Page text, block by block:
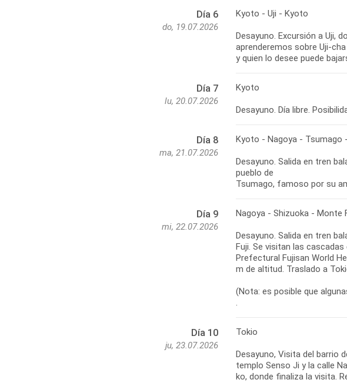
Día 6
do, 19.07.2026
Kyoto - Uji - Kyoto
Desayuno. Excursión a Uji,
aprenderemos sobre Uji-
y quien lo desee puede
Día 7
lu, 20.07.2026
Kyoto
Desayuno. Día libre.
Día 8
ma, 21.07.2026
Kyoto - Nagoya - Tsumago
Desayuno. Salida en tren
pueblo de
Tsumago, famoso por su
Día 9
mi, 22.07.2026
Nagoya - Shizuoka - Monte
Desayuno. Salida en tren
Fuji. Se visitan las
Prefectural Fujisan World
m de altitud. Traslado a
(Nota: es posible que
.
Día 10
ju, 23.07.2026
Tokio
Desayuno, Visita del barrio
templo Senso Ji y la calle
ko, donde finaliza la visita.